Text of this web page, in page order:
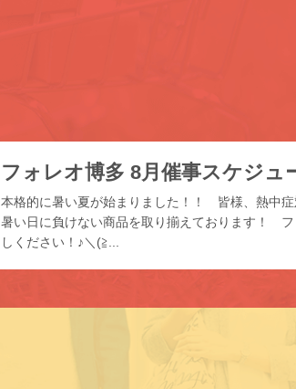
フォレオ博多 8月催事スケジュ
本格的に暑い夏が始まりました！！ 皆様、熱中
暑い日に負けない商品を取り揃えております！ フ
しください！♪＼(≧...